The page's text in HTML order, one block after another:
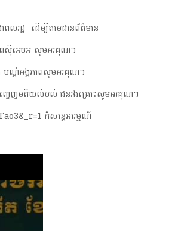
ពលរដ្ឋ ដើម្បីតាមដានព័ត៌មាន
ស៊ីអេចអ សូមអរគុណ។
ណ្តំអង្គភាពសូមអរគុណ។
ចេញមតិយល់បល់ ជនរងគ្រោះសូមអរគុណ។
កំសាន្តអារម្មណ៍